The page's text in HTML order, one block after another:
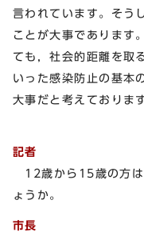
言われています。そう
ことが大事であります
ても，社会的距離を取
いった感染防止の基本
大事だと考えておりま
記者
12歳から15歳の方は
ょうか。
市長